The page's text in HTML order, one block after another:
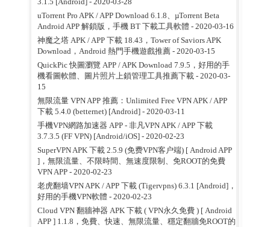
uTorrent Pro APK / APP Download 6.1.8、µTorrent Beta
Android APP 解鎖版，手機 BT 下載工具軟體 - 2020-03-16
神魔之塔 APK / APP 下載 18.43，Tower of Saviors APK
Download，Android 熱門手機遊戲推薦- 2020-03-15
QuickPic 快圖瀏覽 APP / APK Download 7.9.5，好用的手
機看圖軟體、圖片照片上鎖管理工具推薦下載- 2020-03-
15
無限流量 VPN APP 推薦：Unlimited Free VPN APK / APP
下載 5.4.0 (betternet) [Android]- 2020-03-11
手機VPN網路加速器 APP - 非凡VPN APK / APP 下載
3.7.3.5 (FF VPN) [Android/iOS]- 2020-02-23
SuperVPN APK 下載 2.5.9 (免费VPN客户端) [ Android APP
]，無限流量、不限時間、無速度限制、免ROOT的免費
VPN APP- 2020-02-23
老虎翻墙VPN APK / APP 下載 (Tigervpns) 6.3.1 [Android]，
好用的手機VPN軟體 - 2020-02-23
Cloud VPN 翻牆神器 APK 下載 ( VPN永久免費 ) [ Android
APP ] 1.1.8，免費、快速、無限流量、穩定翻牆免ROOT的